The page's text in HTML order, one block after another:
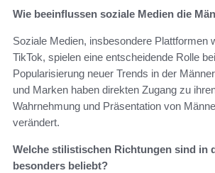
Wie beeinflussen soziale Medien die
Soziale Medien, insbesondere Plattformen
TikTok, spielen eine entscheidende Rolle
Popularisierung neuer Trends in der
und Marken haben direkten Zugang zu
Wahrnehmung und Präsentation von
verändert.
Welche stilistischen Richtungen sind in
besonders beliebt?